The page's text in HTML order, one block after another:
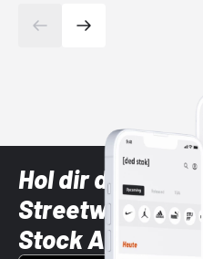
Hol dir die
Streetwear-
Stock App